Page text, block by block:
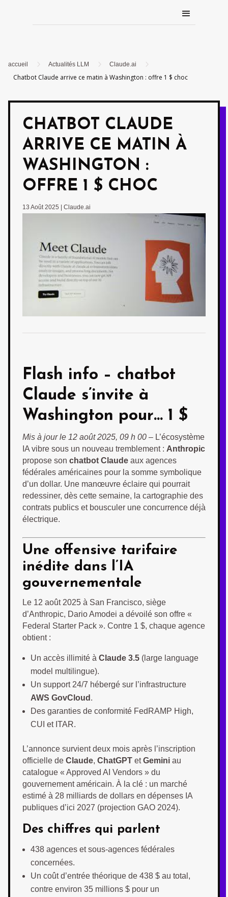
accueil 5 Actualités LLM 5 Claude.ai 5
Chatbot Claude arrive ce matin à Washington : offre 1 $ choc
CHATBOT CLAUDE
ARRIVE CE MATIN À
WASHINGTON :
OFFRE 1 $ CHOC
13 Août 2025 Claude.ai
Flash info – chatbot
Claude s’invite à
Washington pour… 1 $
Mis à jour le 12 août 2025, 09 h 00 – L’écosystème
IA vibre sous un nouveau tremblement : Anthropic
propose son chatbot Claude aux agences
fédérales américaines pour la somme symbolique
d’un dollar. Une manœuvre éclaire qui pourrait
redessiner, dès cette semaine, la cartographie des
contrats publics et bousculer une concurrence déjà
électrique.
Une offensive tarifaire
inédite dans l’IA
gouvernementale
Le 12 août 2025 à San Francisco, siège
d’Anthropic, Dario Amodei a dévoilé son offre «
Federal Starter Pack ». Contre 1 $, chaque agence
obtient :
Un accès illimité à Claude 3.5 (large language
model multilingue).
Un support 24/7 hébergé sur l’infrastructure
AWS GovCloud .
Des garanties de conformité FedRAMP High,
CUI et ITAR.
L’annonce survient deux mois après l’inscription
officielle de Claude, ChatGPT etGemini au
catalogue « Approved AI Vendors » du
gouvernement américain. À la clé : un marché
estimé à 28 milliards de dollars en dépenses IA
publiques d’ici 2027 (projection GAO 2024).
Des chiffres qui parlent
438 agences et sous-agences fédérales
concernées.
Un coût d’entrée théorique de 438 $ au total,
contre environ 35 millions $ pour un